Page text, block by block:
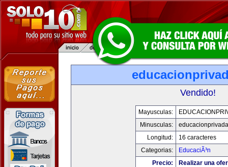
Vendido!
Mayusculas:
Minusculas:
Longitud:
16 caracteres
Categorias:
EducaciÃ³n
Precio:
Realizar una